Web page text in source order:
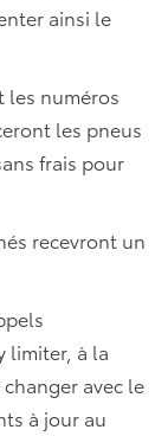
ainsi le
les numéros
les pneus
frais pour
recevront un
limiter, à la
avec le
à jour au